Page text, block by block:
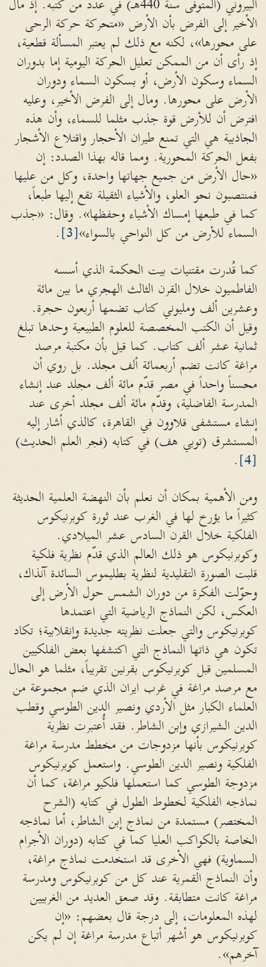
البيروني (المتوفى سنة 440هـ) في عدد من كتبه. إذ مال
الأخير إلى الفرض بأن الأرض «متحركة حركة الرحى
على محورها»، لكنه مع ذلك لم يعتبر المسألة قطعية،
إذ رأى أن من الممكن تعليل الحركة اليومية إما بدوران
السماء وسكون الأرض، أو بسكون السماء ودوران
الأرض على محورها. ومال إلى الفرض الأخير، وعليه
افترض أن للأرض قوة جذب مثلما للسماء، وأن هذه
الجاذبية هي التي تمنع طيران الأحجار واقتلاع الأشجار
بفعل الحركة المحورية. ومما قاله بهذا الصدد: إن
«حال الأرض من جميع جهاتها واحدة، وكل من عليها
فمنتصبون نحو العلو، والأشياء الثقيلة تقع إليها طبعاً،
كما في طبعها إمساك الأشياء وحفظها». وقال: «جذب
السماء للأرض من كل النواحي بالسواء»[3]
.
كما قُدرت مقتنيات بيت الحكمة الذي أسسه
الفاطميون خلال القرن الثالث الهجري ما بين مائة
وعشرين ألف ومليوني كتاب تضمها أربعون حجرة.
وقيل أن الكتب المخصصة للعلوم الطبيعية وحدها تبلغ
ثمانية عشر ألف كتاب. كما قيل بأن مكتبة مرصد
مراغة كانت تضم أربعمائة ألف مجلد. بل روي أن
محسناً واحداً في مصر قدّم مائة ألف مجلد عند إنشاء
المدرسة الفاضلية، وقدّم مائة ألف مجلد أخرى عند
إنشاء مستشفى قلاوون في القاهرة، كالذي أشار إليه
المستشرق (توبي هف) في كتابه (فجر العلم الحديث)
[4]
.
ومن الأهمية بمكان أن نعلم بأن النهضة العلمية الحديثة
كثيراً ما يؤرخ لها في الغرب عند ثورة كوبرنيكوس
الفلكية خلال القرن السادس عشر الميلادي.
وكوبرنيكوس هو ذلك العالم الذي قدّم نظرية فلكية
قلبت الصورة التقليدية لنظرية بطليموس السائدة آنذاك،
وحوّلت الفكرة من دوران الشمس حول الأرض إلى
العكس، لكن النماذج الرياضية التي اعتمدها
كوبرنيكوس والتي جعلت نظريته جديدة وإنقلابية؛ تكاد
تكون هي ذاتها النماذج التي اكتشفها بعض الفلكيين
المسلمين قبل كوبرنيكوس بقرنين تقريباً، مثلما هو الحال
مع مرصد مراغة في غرب ايران الذي ضم مجموعة من
العلماء الكبار مثل الأردي ونصير الدين الطوسي وقطب
الدين الشيرازي وإبن الشاطر. فقد أُعتبرت نظرية
كوبرنيكوس بأنها مزدوجات من مخطط مدرسة مراغة
الفلكية ونصير الدين الطوسي. واستعمل كوبرنيكوس
مزدوجة الطوسي كما استعملها فلكيو مراغة، كما أن
نماذجه الفلكية لخطوط الطول في كتابه (الشرح
المختصر) مستمدة من نماذج إبن الشاطر، أما نماذجه
الخاصة بالكواكب العليا كما في كتابه (دوران الأجرام
السماوية) فهي الأخرى قد استخدمت نماذج مراغة،
وأن النماذج القمرية عند كل من كوبرنيكوس ومدرسة
مراغة كانت متطابقة. وقد صعق العديد من الغربيين
لهذه المعلومات، إلى درجة قال بعضهم: «إن
كوبرنيكوس هو أشهر أتباع مدرسة مراغة إن لم يكن
آخرهم».